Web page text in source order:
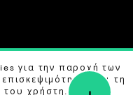
RESERVED.
BYB LABS
για την παροχή των
και τη
του χρήστη. Μάθετε